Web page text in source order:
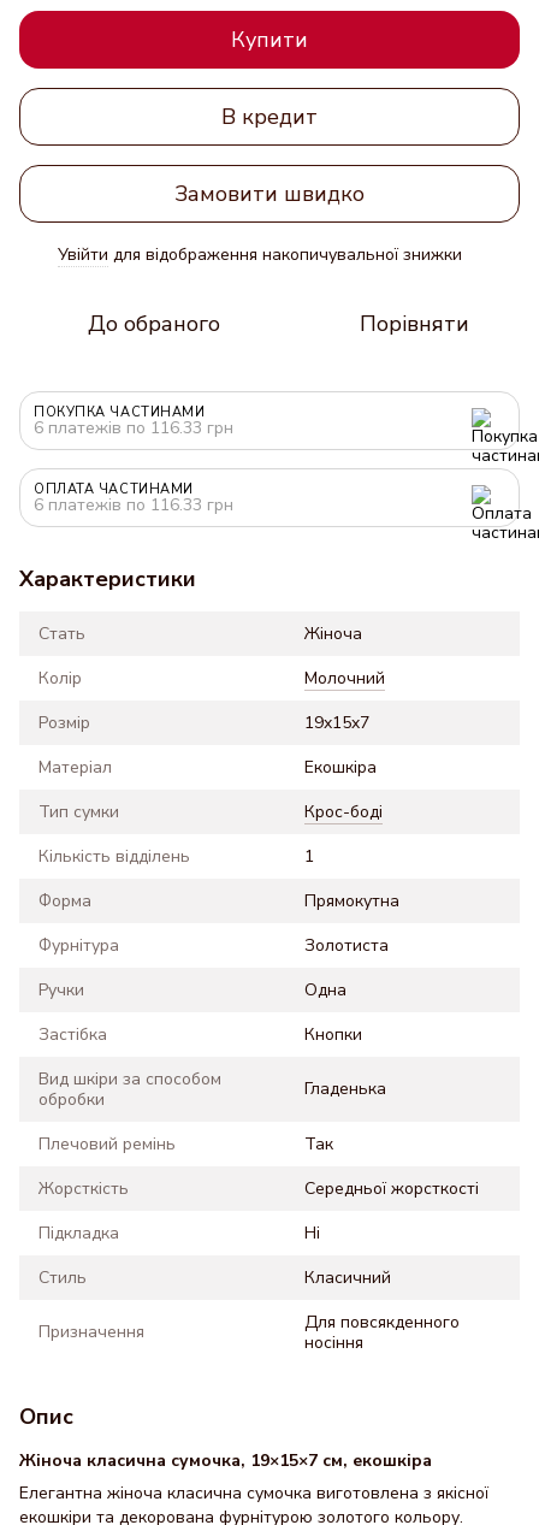
Купити
В кредит
Замовити швидко
Увійти для відображення накопичувальної знижки
До обраного Порівняти
ПОКУПКА ЧАСТИНАМИ
6 платежів по 116.33 грн
ОПЛАТА ЧАСТИНАМИ
6 платежів по 116.33 грн
Характеристики
Стать
Жіноча
Колір
Молочний
Розмір
19x15x7
Матеріал
Екошкіра
Тип сумки
Крос-боді
Кількість відділень
1
Форма
Прямокутна
Фурнітура
Золотиста
Ручки
Одна
Застібка
Кнопки
Вид шкіри за способом
обробки
Гладенька
Плечовий ремінь
Так
Жорсткість
Середньої жорсткості
Підкладка
Ні
Стиль
Класичний
Призначення
Для повсякденного
носіння
Опис
Жіноча класична сумочка, 19×15×7 см, екошкіра
Елегантна жіноча класична сумочка виготовлена з якісної
екошкіри та декорована фурнітурою золотого кольору.